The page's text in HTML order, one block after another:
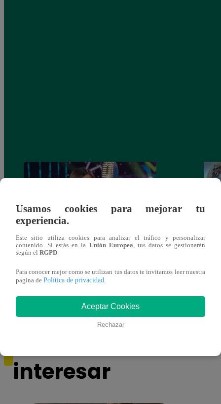
¡Imitadora de Laura Pausini se consagró
interesar
Usamos cookies para mejorar tu
experiencia.
Este sitio utiliza cookies para analizar el tráfico y personalizar
contenido. Si estás en la Unión Europea , tus datos se gestionarán
según el RGPD
Para conocer mejor como se utilizan tus datos te invitamos leer nuestra
pagina de Política de privacidad
Aceptar Cookies
Rechazar